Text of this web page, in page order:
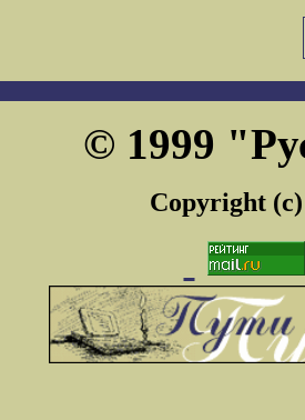
© 1999
Copyright